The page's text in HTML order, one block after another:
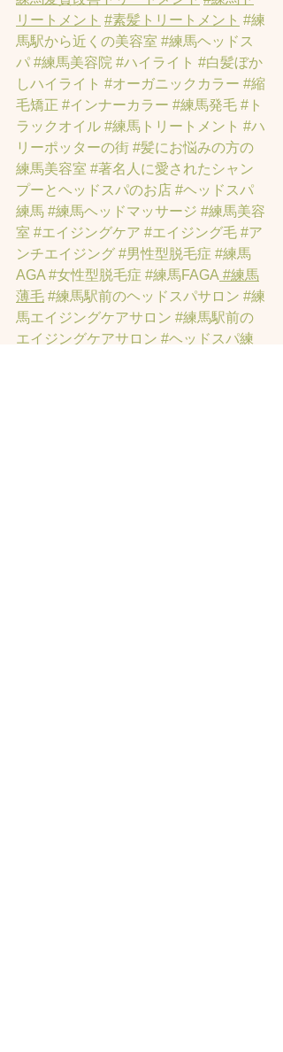
リートメント #素髪トリートメント #練
馬駅から近くの美容室 #練馬ヘッドス
パ #練馬美容院 #ハイライト #白髪ぼか
しハイライト #オーガニックカラー #縮
毛矯正 #インナーカラー #練馬発毛 #ト
ラックオイル #練馬トリートメント #ハ
リーポッターの街 #髪にお悩みの方の
練馬美容室 #著名人に愛されたシャン
プーとヘッドスパのお店 #ヘッドスパ
練馬 #練馬ヘッドマッサージ #練馬美容
室 #エイジングケア #エイジング毛 #ア
ンチエイジング #男性型脱毛症 #練馬
AGA #女性型脱毛症 #練馬FAGA #練馬
薄毛 #練馬駅前のヘッドスパサロン #練
馬エイジングケアサロン #練馬駅前の
エイジングケアサロン #ヘッドスパ練